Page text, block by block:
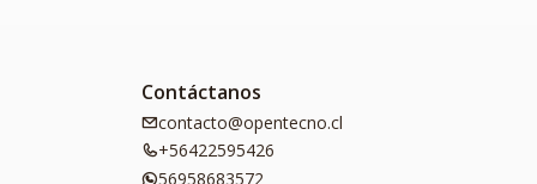
Contáctanos
contacto@opentecno.cl
+56422595426
56958683572